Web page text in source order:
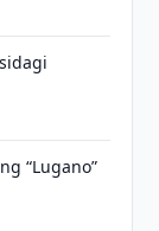
“Lugano”